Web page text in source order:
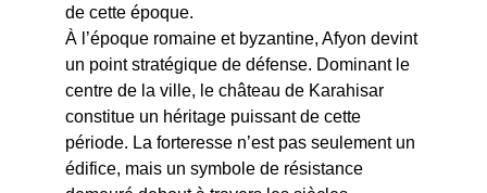
de cette époque.
À l’époque romaine et byzantine, Afyon devint
un point stratégique de défense. Dominant le
centre de la ville, le château de Karahisar
constitue un héritage puissant de cette
période. La forteresse n’est pas seulement un
édifice, mais un symbole de résistance